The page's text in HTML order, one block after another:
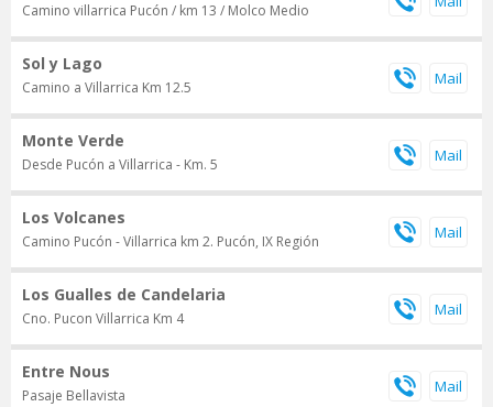
Camino villarrica Pucón / km 13 / Molco Medio
Sol y Lago
Camino a Villarrica Km 12.5
Monte Verde
Desde Pucón a Villarrica - Km. 5
Los Volcanes
Camino Pucón - Villarrica km 2. Pucón, IX Región
Los Gualles de Candelaria
Cno. Pucon Villarrica Km 4
Entre Nous
Pasaje Bellavista